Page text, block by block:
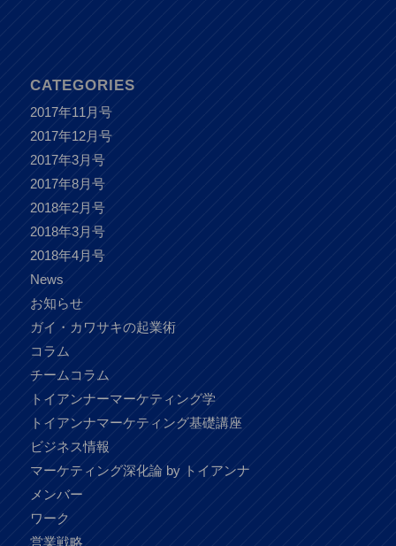
CATEGORIES
2017年11月号
2017年12月号
2017年3月号
2017年8月号
2018年2月号
2018年3月号
2018年4月号
News
お知らせ
ガイ・カワサキの起業術
コラム
チームコラム
トイアンナーマーケティング学
トイアンナマーケティング基礎講座
ビジネス情報
マーケティング深化論 by トイアンナ
メンバー
ワーク
営業戦略